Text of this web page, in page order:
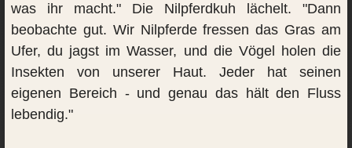
was ihr macht." Die Nilpferdkuh lächelt. "Dann
beobachte gut. Wir Nilpferde fressen das Gras am
Ufer, du jagst im Wasser, und die Vögel holen die
Insekten von unserer Haut. Jeder hat seinen
eigenen Bereich - und genau das hält den Fluss
lebendig."